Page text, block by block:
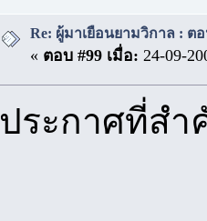
Re: ผู้มาเยือนยามวิกาล : ต
« ตอบ #99 เมื่อ: 24-09-
ประกาศที่ส